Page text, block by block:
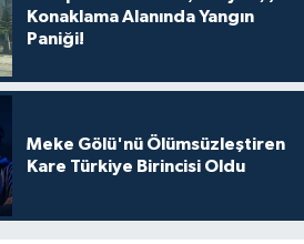
Konaklama Alanında Yangın
Paniği!
Meke Gölü'nü Ölümsüzleştiren
Kare Türkiye Birincisi Oldu